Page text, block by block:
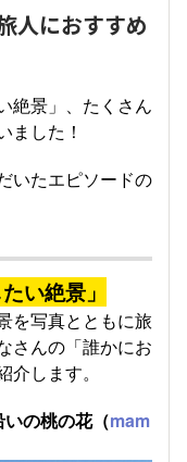
人におすすめ
絶景」、たくさん
ました！
いたエピソードの
い絶景」
を写真とともに旅
さんの「誰かにお
します。
の桃の花（mam